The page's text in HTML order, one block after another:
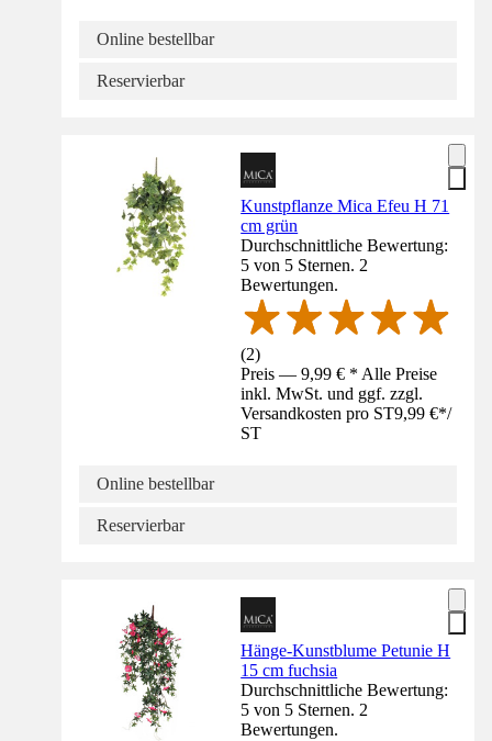
Online bestellbar
Reservierbar
Kunstpflanze Mica Efeu H 71
cm grün
Durchschnittliche Bewertung:
5 von 5 Sternen. 2
Bewertungen.
(2)
Preis — 9,99 € * Alle Preise
inkl. MwSt. und ggf. zzgl.
Versandkosten pro ST9,99 €*/
ST
Online bestellbar
Reservierbar
Hänge-Kunstblume Petunie H
15 cm fuchsia
Durchschnittliche Bewertung:
5 von 5 Sternen. 2
Bewertungen.